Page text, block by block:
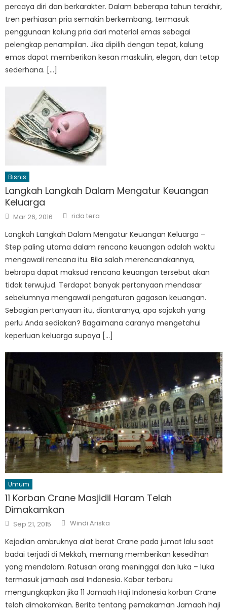
percaya diri dan berkarakter. Dalam beberapa tahun terakhir,
tren perhiasan pria semakin berkembang, termasuk
penggunaan kalung pria dari material emas sebagai
pelengkap penampilan. Jika dipilih dengan tepat, kalung
emas dapat memberikan kesan maskulin, elegan, dan tetap
sederhana. […]
Bisnis
Langkah Langkah Dalam Mengatur Keuangan
Keluarga
Posted
on
Mar 26, 2016 Author
rida tera
Langkah Langkah Dalam Mengatur Keuangan Keluarga –
Step paling utama dalam rencana keuangan adalah waktu
mengawali rencana itu. Bila salah merencanakannya,
bebrapa dapat maksud rencana keuangan tersebut akan
tidak terwujud. Terdapat banyak pertanyaan mendasar
sebelumnya mengawali pengaturan gagasan keuangan.
Sebagian pertanyaan itu, diantaranya, apa sajakah yang
perlu Anda sediakan? Bagaimana caranya mengetahui
keperluan keluarga supaya […]
Umum
11 Korban Crane Masjidil Haram Telah
Dimakamkan
Posted
on
Sep 21, 2015 Author
Windi Ariska
Kejadian ambruknya alat berat Crane pada jumat lalu saat
badai terjadi di Mekkah, memang memberikan kesedihan
yang mendalam. Ratusan orang meninggal dan luka – luka
termasuk jamaah asal Indonesia. Kabar terbaru
mengungkapkan jika 11 Jamaah Haji Indonesia korban Crane
telah dimakamkan. Berita tentang pemakaman Jamaah haji